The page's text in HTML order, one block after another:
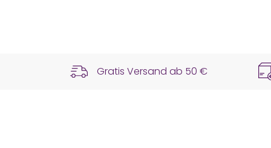
Gratis Versand ab 50 €